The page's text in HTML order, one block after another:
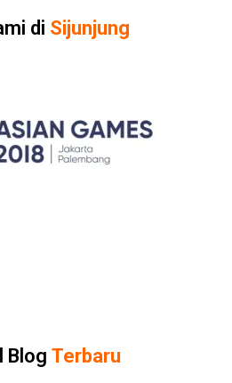
di Sijunjung
Blog Terbaru